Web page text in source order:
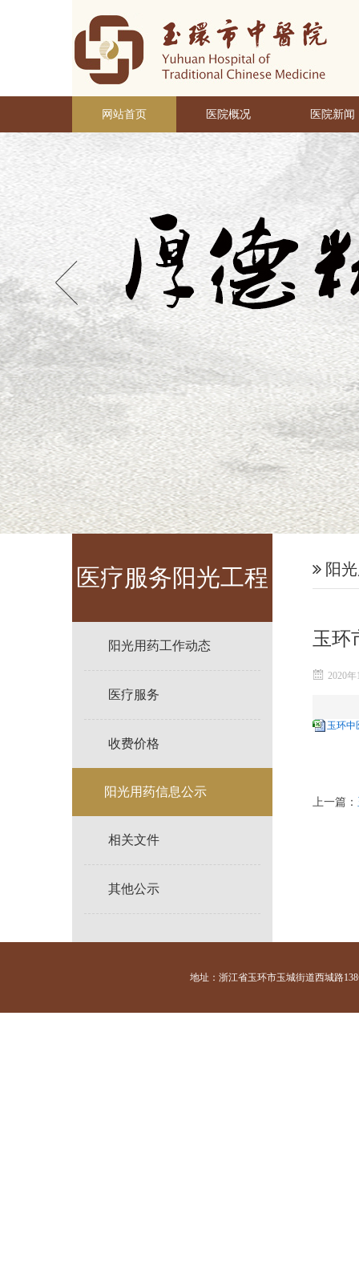
网站首页 医院概况 医院新闻
医疗服务阳光工程
阳光用药工作动态
医疗服务
收费价格
阳光用药信息公示
相关文件
其他公示
阳
玉环
2020
玉环中
上一篇：
地址：浙江省玉环市玉城街道西城路